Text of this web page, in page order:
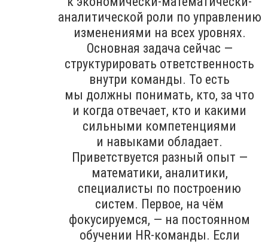
аналитической роли по управлению
изменениями на всех уровнях.
Основная задача сейчас —
структурировать ответственность
внутри команды. То есть
мы должны понимать, кто, за что
и когда отвечает, кто и какими
сильными компетенциями
и навыками обладает.
Приветствуется разный опыт —
математики, аналитики,
специалисты по построению
систем. Первое, на чём
фокусируемся, — на постоянном
обучении HR-команды. Если